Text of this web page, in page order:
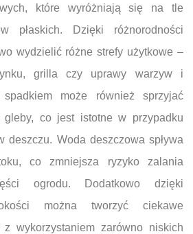
które wyróżniają się na tle
płaskich. Dzięki różnorodności
wydzielić różne strefy użytkowe –
grilla czy uprawy warzyw i
może również sprzyjać
gleby, co jest istotne w przypadku
deszczu. Woda deszczowa spływa
co zmniejsza ryzyko zalania
ogrodu. Dodatkowo dzięki
można tworzyć ciekawe
z wykorzystaniem zarówno niskich